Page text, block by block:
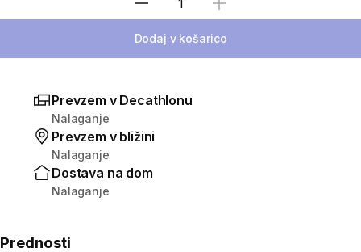
Izberite količino
Dodaj v košarico
Prevzem v Decathlonu
Nalaganje
Prevzem v bližini
Nalaganje
Dostava na dom
Nalaganje
Prednosti